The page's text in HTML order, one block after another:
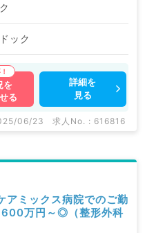
ック
を
る
詳細を
見る
06/23 求人No. : 616816
アミックス病院でのご勤
万円～◎（整形外科